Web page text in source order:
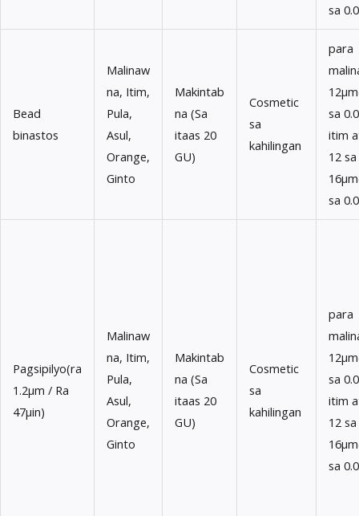
sa
Bead
binastos
Malinaw
na, Itim,
Pula,
Asul,
Orange,
Ginto
Makintab
na (Sa
itaas 20
GU)
Cosmetic
sa
kahilingan
para
sa
itim
12 sa
sa
Pagsipilyo(ra
1.2μm / Ra
47μin)
Malinaw
na, Itim,
Pula,
Asul,
Orange,
Ginto
Makintab
na (Sa
itaas 20
GU)
Cosmetic
sa
kahilingan
para
sa
itim
12 sa
sa